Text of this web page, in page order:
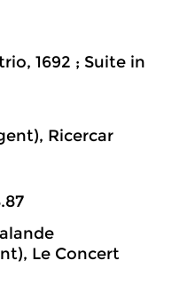
1692 ; Suite in
Ricercar
Le Concert